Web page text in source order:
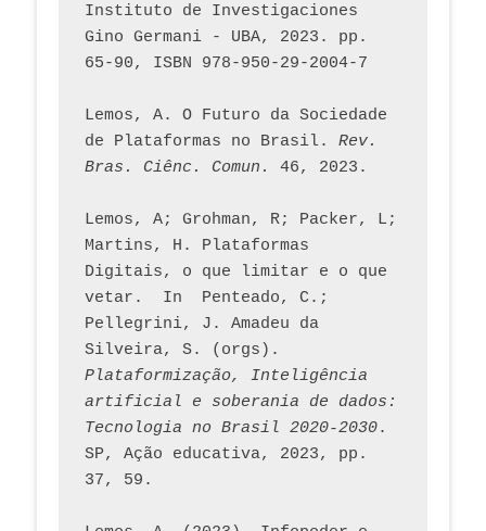
Instituto de Investigaciones
Gino Germani - UBA, 2023. pp.
65-90, ISBN 978-950-29-2004-7
Lemos, A. O Futuro da Sociedade
de Plataformas no Brasil. Rev.
Bras. Ciênc. Comun.
Lemos, A; Grohman, R; Packer, L;
Martins, H. Plataformas
Digitais, o que limitar e o que
vetar.  In  Penteado, C.;
Pellegrini, J. Amadeu da
Plataformização, Inteligência
artificial e soberania de dados:
Tecnologia no Brasil 2020-2030.
SP, Ação educativa, 2023, pp.
37, 59.